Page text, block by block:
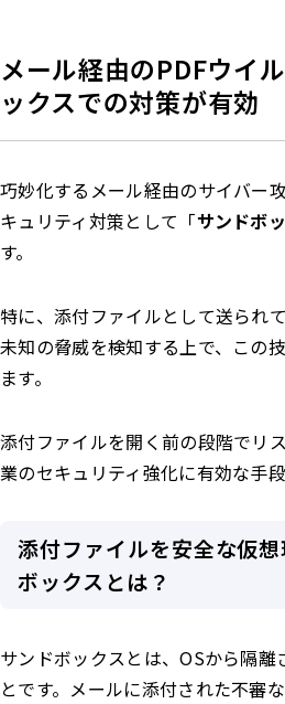
メール経由のPDFウイ
ックスでの対策が有効
巧妙化するメール経由のサイバー
キュリティ対策として「サンドボ
す。
特に、添付ファイルとして送られ
未知の脅威を検知する上で、この
ます。
添付ファイルを開く前の段階でリ
業のセキュリティ強化に有効な手段
添付ファイルを安全な仮
ボックスとは？
サンドボックスとは、OSから隔
とです。メールに添付された不審